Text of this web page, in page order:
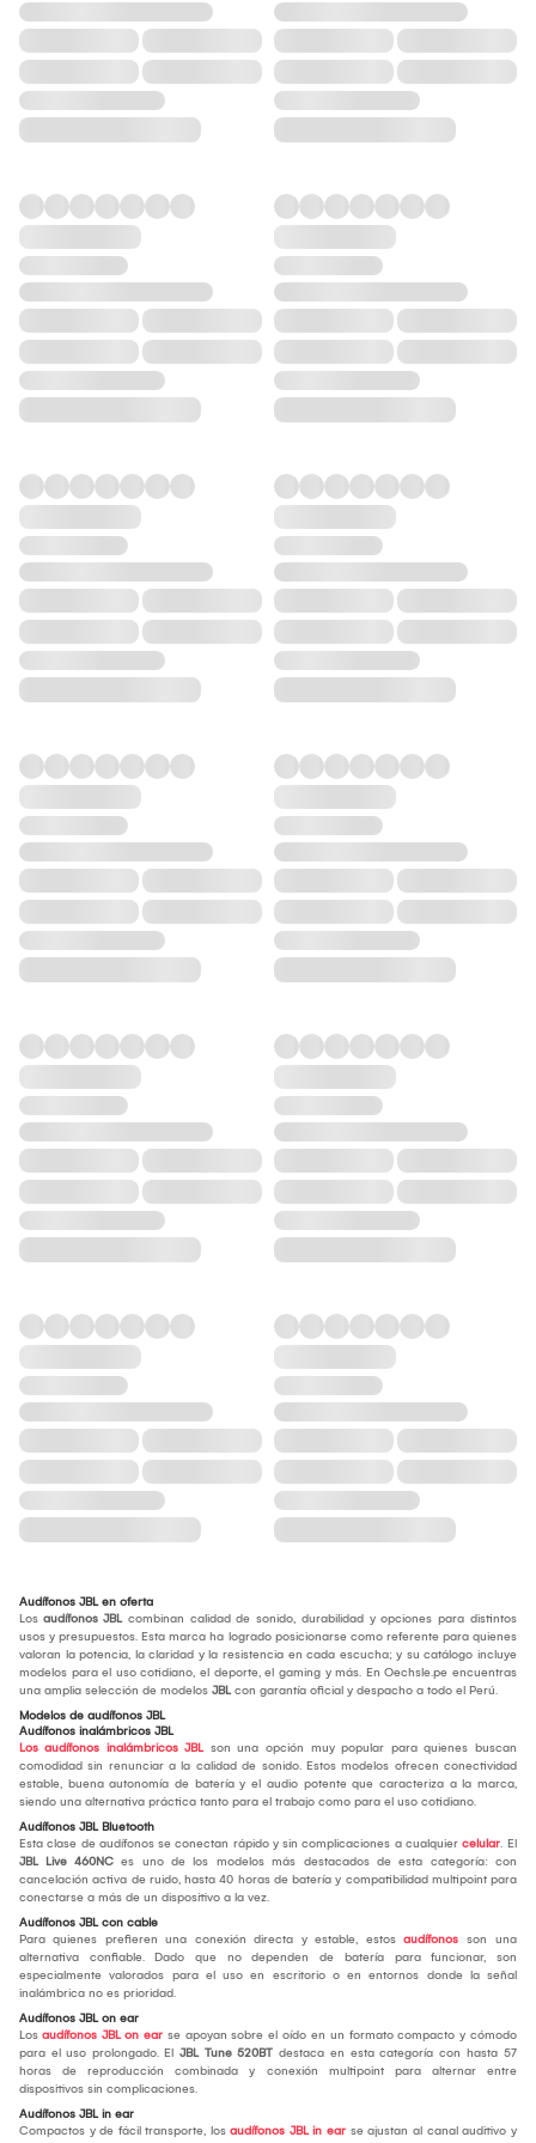
Audífonos JBL en oferta
Los audífonos JBLcombinan calidad de sonido, durabilidad y opciones para distintos
usos y presupuestos. Esta marca ha logrado posicionarse como referente para quienes
valoran la potencia, la claridad y la resistencia en cada escucha; y su catálogo incluye
modelos para el uso cotidiano, el deporte, el gaming y más. En Oechsle.pe encuentras
una amplia selección de modelos JBLcon garantía oficial y despacho a todo el Perú.
Modelos de audífonos JBL
Audífonos inalámbricos JBL
Los audífonos inalámbricos JBLson una opción muy popular para quienes buscan
comodidad sin renunciar a la calidad de sonido. Estos modelos ofrecen conectividad
estable, buena autonomía de batería y el audio potente que caracteriza a la marca,
siendo una alternativa práctica tanto para el trabajo como para el uso cotidiano.
Audífonos JBL Bluetooth
Esta clase de audífonos se conectan rápido y sin complicaciones a cualquier celular. El
JBL Live 460NC es uno de los modelos más destacados de esta categoría: con
cancelación activa de ruido, hasta 40 horas de batería y compatibilidad multipoint para
conectarse a más de un dispositivo a la vez.
Audífonos JBL con cable
Para quienes prefieren una conexión directa y estable, estos audífonos son una
alternativa confiable. Dado que no dependen de batería para funcionar, son
especialmente valorados para el uso en escritorio o en entornos donde la señal
inalámbrica no es prioridad.
Audífonos JBL on ear
Los audífonos JBL on ear se apoyan sobre el oído en un formato compacto y cómodo
para el uso prolongado. El JBL Tune 520BT destaca en esta categoría con hasta 57
horas de reproducción combinada y conexión multipoint para alternar entre
dispositivos sin complicaciones.
Audífonos JBL in ear
Compactos y de fácil transporte, los audífonos JBL in ear se ajustan al canal auditivo y